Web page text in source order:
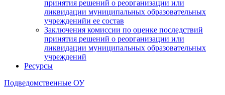
принятия решений о реорганизации или
ликвидации муниципальных образовательных
учрежденийи ее состав
Заключения комиссии по оценке последствий
принятия решений о реорганизации или
ликвидации муниципальных образовательных
учреждений
Ресурсы
Подведомственные ОУ